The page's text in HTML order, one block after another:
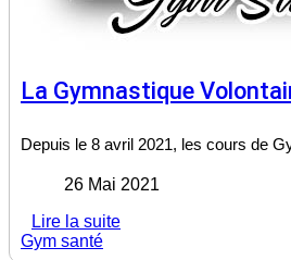
La Gymnastique
Depuis le 8 avril 2021, les cours de
26 Mai 2021
Lire la suite
Gym santé